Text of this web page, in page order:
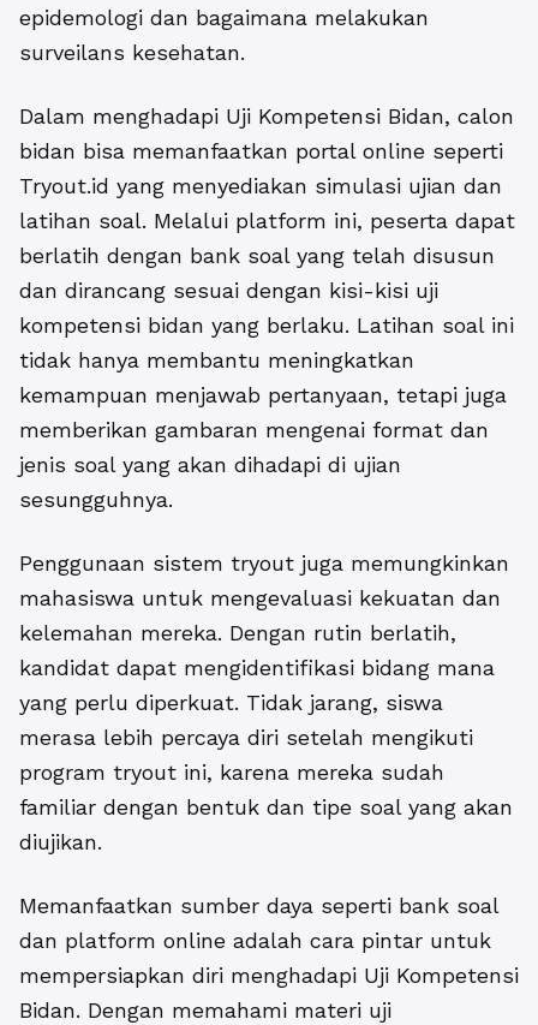
epidemologi dan bagaimana melakukan
surveilans kesehatan.
Dalam menghadapi Uji Kompetensi Bidan, calon
bidan bisa memanfaatkan portal online seperti
Tryout.id yang menyediakan simulasi ujian dan
latihan soal. Melalui platform ini, peserta dapat
berlatih dengan bank soal yang telah disusun
dan dirancang sesuai dengan kisi-kisi uji
kompetensi bidan yang berlaku. Latihan soal ini
tidak hanya membantu meningkatkan
kemampuan menjawab pertanyaan, tetapi juga
memberikan gambaran mengenai format dan
jenis soal yang akan dihadapi di ujian
sesungguhnya.
Penggunaan sistem tryout juga memungkinkan
mahasiswa untuk mengevaluasi kekuatan dan
kelemahan mereka. Dengan rutin berlatih,
kandidat dapat mengidentifikasi bidang mana
yang perlu diperkuat. Tidak jarang, siswa
merasa lebih percaya diri setelah mengikuti
program tryout ini, karena mereka sudah
familiar dengan bentuk dan tipe soal yang akan
diujikan.
Memanfaatkan sumber daya seperti bank soal
dan platform online adalah cara pintar untuk
mempersiapkan diri menghadapi Uji Kompetensi
Bidan. Dengan memahami materi uji